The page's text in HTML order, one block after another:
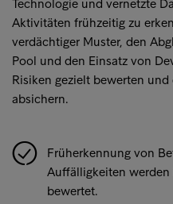
Technologie und vernetzte
Aktivitäten frühzeitig zu
verdächtiger Muster, den
Pool und den Einsatz von
Risiken gezielt bewerten
absichern.
Früherkennung von
Auffälligkeiten
bewertet.